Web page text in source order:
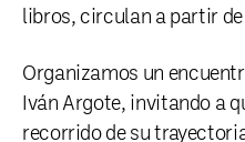
libros, circulan a partir
Organizamos un
Iván Argote, invitando a
recorrido de su